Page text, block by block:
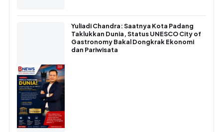
Yuliadi Chandra: Saatnya Kota Padang
Taklukkan Dunia, Status UNESCO City of
Gastronomy Bakal Dongkrak Ekonomi
dan Pariwisata